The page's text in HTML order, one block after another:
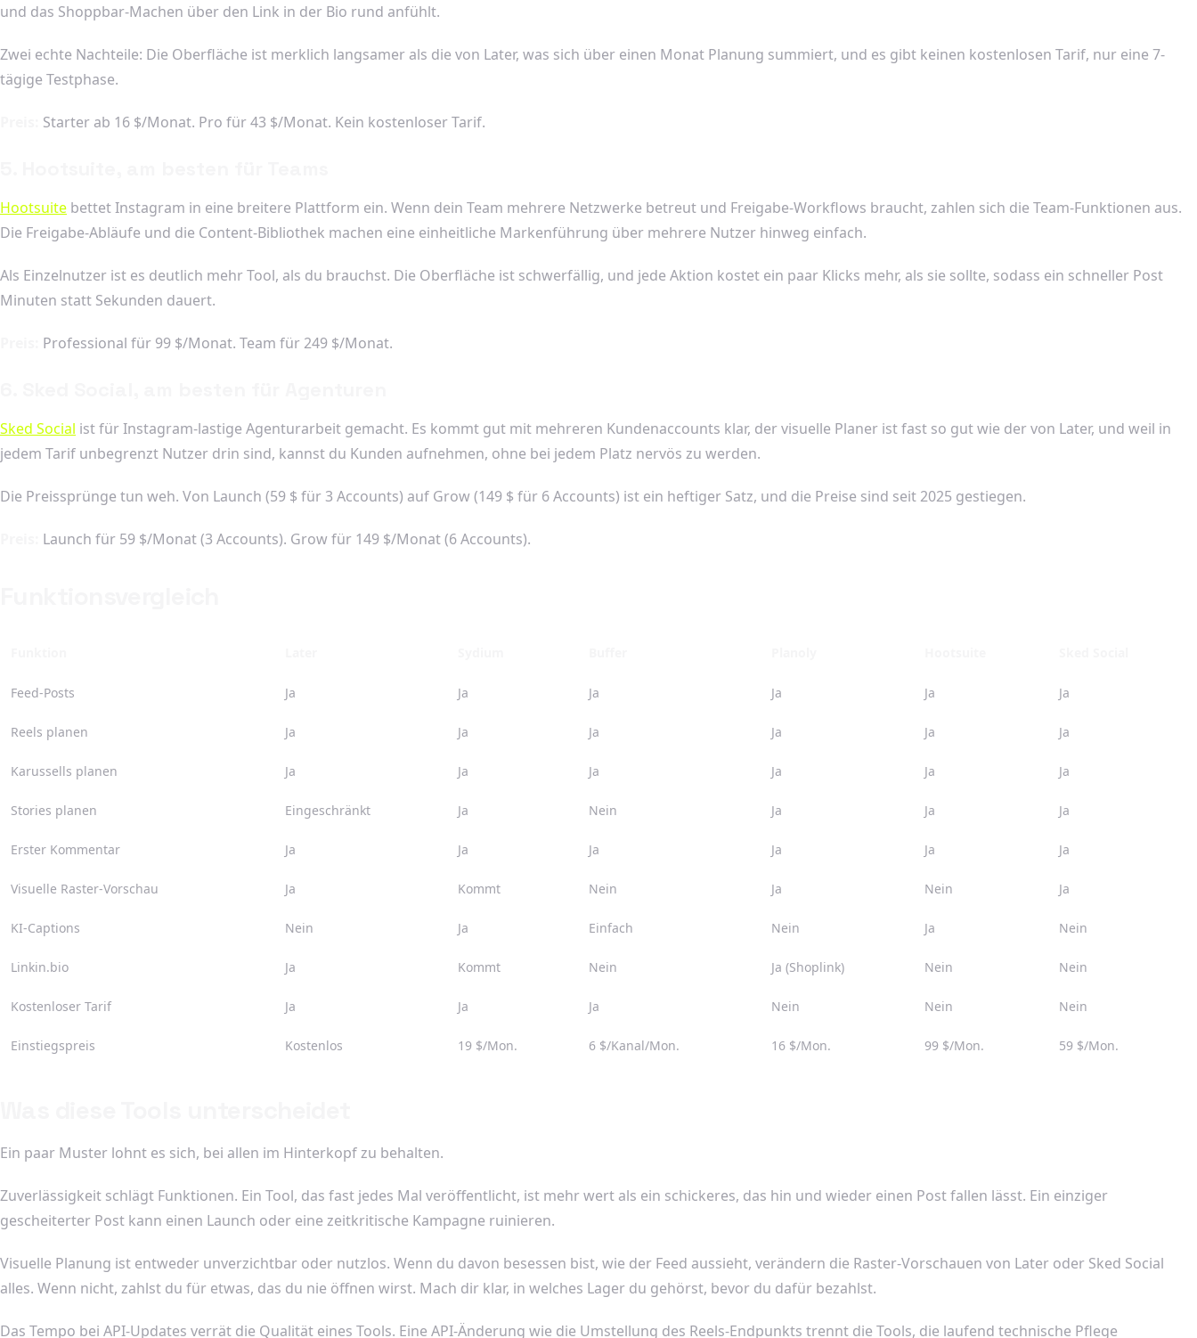
und das Shoppbar-Machen über den Link in der Bio rund anfühlt.
Zwei echte Nachteile: Die Oberfläche ist merklich langsamer als die von Later, was sich über einen Monat Planung summiert, und es gibt keinen kostenlosen Tarif, nur eine 7-
tägige Testphase.
Starter ab 16 $/Monat. Pro für 43 $/Monat. Kein kostenloser Tarif.
Hootsuite bettet Instagram in eine breitere Plattform ein. Wenn dein Team mehrere Netzwerke betreut und Freigabe-Workflows braucht, zahlen sich die Team-Funktionen aus.
Die Freigabe-Abläufe und die Content-Bibliothek machen eine einheitliche Markenführung über mehrere Nutzer hinweg einfach.
Als Einzelnutzer ist es deutlich mehr Tool, als du brauchst. Die Oberfläche ist schwerfällig, und jede Aktion kostet ein paar Klicks mehr, als sie sollte, sodass ein schneller Post
Minuten statt Sekunden dauert.
Professional für 99 $/Monat. Team für 249 $/Monat.
Sked Social ist für Instagram-lastige Agenturarbeit gemacht. Es kommt gut mit mehreren Kundenaccounts klar, der visuelle Planer ist fast so gut wie der von Later, und weil in
jedem Tarif unbegrenzt Nutzer drin sind, kannst du Kunden aufnehmen, ohne bei jedem Platz nervös zu werden.
Die Preissprünge tun weh. Von Launch (59 $ für 3 Accounts) auf Grow (149 $ für 6 Accounts) ist ein heftiger Satz, und die Preise sind seit 2025 gestiegen.
Launch für 59 $/Monat (3 Accounts). Grow für 149 $/Monat (6 Accounts).
Feed-Posts Ja Ja Ja Ja Ja Ja
Reels planen Ja Ja Ja Ja Ja Ja
Karussells planen Ja Ja Ja Ja Ja Ja
Stories planen Eingeschränkt Ja Nein Ja Ja Ja
Erster Kommentar Ja Ja Ja Ja Ja Ja
Visuelle Raster-Vorschau Ja Kommt Nein Ja Nein Ja
KI-Captions Nein Ja Einfach Nein Ja Nein
Linkin.bio Ja Kommt Nein Ja (Shoplink) Nein Nein
Kostenloser Tarif Ja Ja Ja Nein Nein Nein
Einstiegspreis Kostenlos 19 $/Mon. 6 $/Kanal/Mon. 16 $/Mon. 99 $/Mon. 59 $/Mon.
Ein paar Muster lohnt es sich, bei allen im Hinterkopf zu behalten.
Zuverlässigkeit schlägt Funktionen. Ein Tool, das fast jedes Mal veröffentlicht, ist mehr wert als ein schickeres, das hin und wieder einen Post fallen lässt. Ein einziger
gescheiterter Post kann einen Launch oder eine zeitkritische Kampagne ruinieren.
Visuelle Planung ist entweder unverzichtbar oder nutzlos. Wenn du davon besessen bist, wie der Feed aussieht, verändern die Raster-Vorschauen von Later oder Sked Social
alles. Wenn nicht, zahlst du für etwas, das du nie öffnen wirst. Mach dir klar, in welches Lager du gehörst, bevor du dafür bezahlst.
Das Tempo bei API-Updates verrät die Qualität eines Tools. Eine API-Änderung wie die Umstellung des Reels-Endpunkts trennt die Tools, die laufend technische Pflege